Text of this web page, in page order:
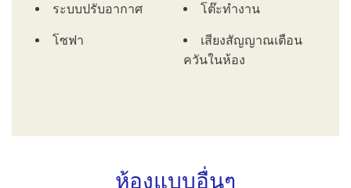
ระบบปรับอากาศ โต๊ะทำงาน
โซฟา
เสียงสัญญาณเตือน
ควันในห้อง
ห้องแบบอื่นๆ